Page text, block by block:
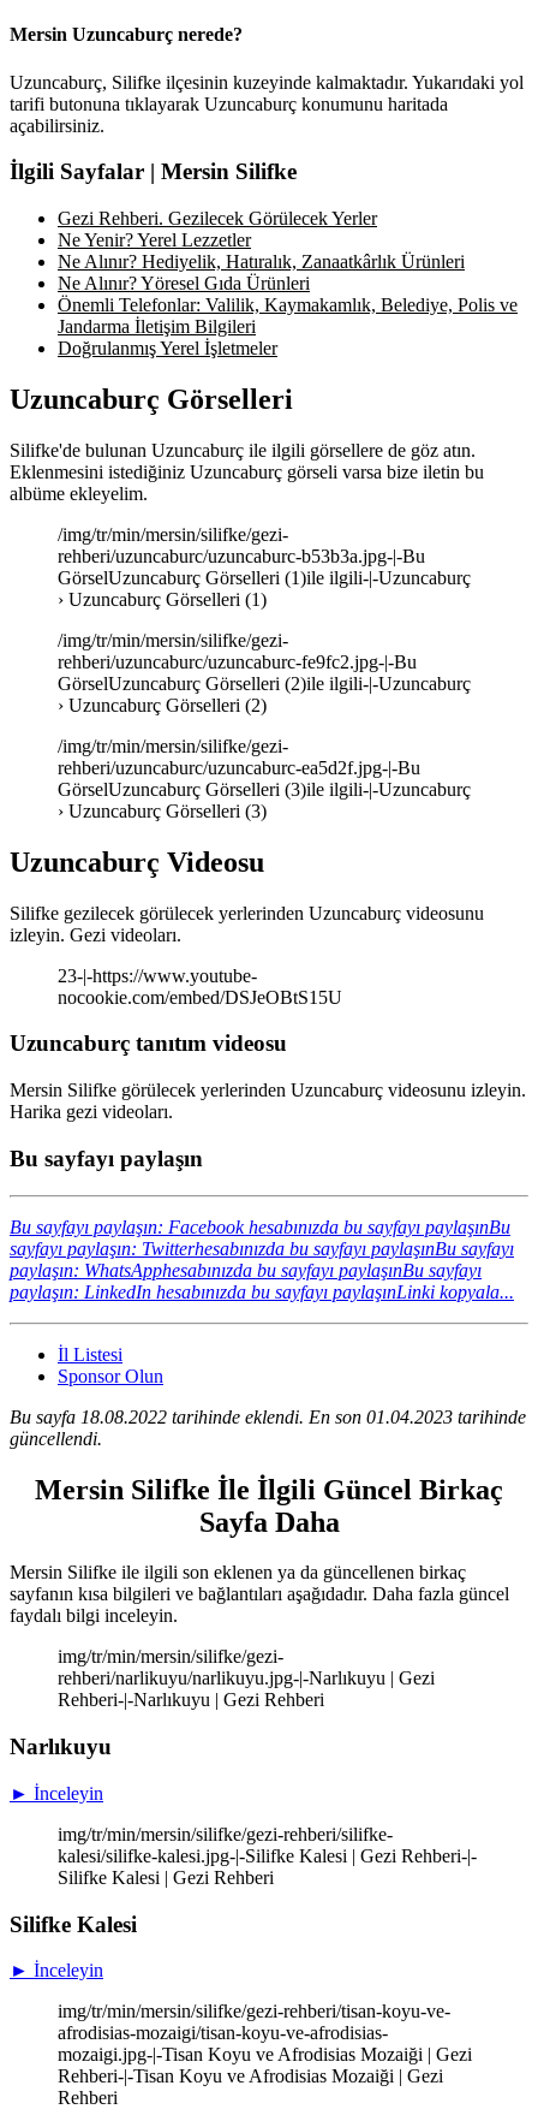
Mersin Uzuncaburç nerede?
Uzuncaburç, Silifke ilçesinin kuzeyinde kalmaktadır. Yukarıdaki yol
tarifi butonuna tıklayarak Uzuncaburç konumunu haritada
açabilirsiniz.
İlgili Sayfalar | Mersin Silifke
Gezi Rehberi. Gezilecek Görülecek Yerler
Ne Yenir? Yerel Lezzetler
Ne Alınır? Hediyelik, Hatıralık, Zanaatkârlık Ürünleri
Ne Alınır? Yöresel Gıda Ürünleri
Önemli Telefonlar: Valilik, Kaymakamlık, Belediye, Polis ve
Jandarma İletişim Bilgileri
Doğrulanmış Yerel İşletmeler
Uzuncaburç Görselleri
Silifke'de bulunan Uzuncaburç ile ilgili görsellere de göz atın.
Eklenmesini istediğiniz Uzuncaburç görseli varsa bize iletin bu
albüme ekleyelim.
/img/tr/min/mersin/silifke/gezi-
rehberi/uzuncaburc/uzuncaburc-b53b3a.jpg-|-Bu
GörselUzuncaburç Görselleri (1)ile ilgili-|-Uzuncaburç
› Uzuncaburç Görselleri (1)
/img/tr/min/mersin/silifke/gezi-
rehberi/uzuncaburc/uzuncaburc-fe9fc2.jpg-|-Bu
GörselUzuncaburç Görselleri (2)ile ilgili-|-Uzuncaburç
› Uzuncaburç Görselleri (2)
/img/tr/min/mersin/silifke/gezi-
rehberi/uzuncaburc/uzuncaburc-ea5d2f.jpg-|-Bu
GörselUzuncaburç Görselleri (3)ile ilgili-|-Uzuncaburç
› Uzuncaburç Görselleri (3)
Uzuncaburç Videosu
Silifke gezilecek görülecek yerlerinden Uzuncaburç videosunu
izleyin. Gezi videoları.
23-|-https://www.youtube-
nocookie.com/embed/DSJeOBtS15U
Uzuncaburç tanıtım videosu
Mersin Silifke görülecek yerlerinden Uzuncaburç videosunu izleyin.
Harika gezi videoları.
Bu sayfayı paylaşın
Bu sayfayı paylaşın: Facebook hesabınızda bu sayfayı paylaşınBu
sayfayı paylaşın: Twitterhesabınızda bu sayfayı paylaşınBu sayfayı
paylaşın: WhatsApphesabınızda bu sayfayı paylaşınBu sayfayı
paylaşın: LinkedIn hesabınızda bu sayfayı paylaşınLinki kopyala...
İl Listesi
Sponsor Olun
Bu sayfa 18.08.2022 tarihinde eklendi. En son 01.04.2023 tarihinde
güncellendi.
Mersin Silifke İle İlgili Güncel Birkaç
Sayfa Daha
Mersin Silifke ile ilgili son eklenen ya da güncellenen birkaç
sayfanın kısa bilgileri ve bağlantıları aşağıdadır. Daha fazla güncel
faydalı bilgi inceleyin.
img/tr/min/mersin/silifke/gezi-
rehberi/narlikuyu/narlikuyu.jpg-|-Narlıkuyu | Gezi
Rehberi-|-Narlıkuyu | Gezi Rehberi
Narlıkuyu
► İnceleyin
img/tr/min/mersin/silifke/gezi-rehberi/silifke-
kalesi/silifke-kalesi.jpg-|-Silifke Kalesi | Gezi Rehberi-|-
Silifke Kalesi | Gezi Rehberi
Silifke Kalesi
► İnceleyin
img/tr/min/mersin/silifke/gezi-rehberi/tisan-koyu-ve-
afrodisias-mozaigi/tisan-koyu-ve-afrodisias-
mozaigi.jpg-|-Tisan Koyu ve Afrodisias Mozaiği | Gezi
Rehberi-|-Tisan Koyu ve Afrodisias Mozaiği | Gezi
Rehberi